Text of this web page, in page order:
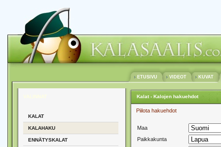
ETUSIVU VIDEOT KUVAT
KALAT
KALAHAKU
ENNÄTYSKALAT
Kalat - Kalojen hakuehdot
Piilota hakuehdot
Maa
Paikkakunta